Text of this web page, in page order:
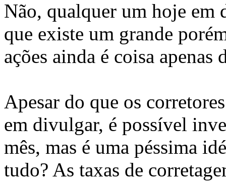
Não, qualquer um hoje em
que existe um grande
ações ainda é coisa
Apesar do que os
em divulgar, é possível
mês, mas é uma péssima
tudo? As taxas de